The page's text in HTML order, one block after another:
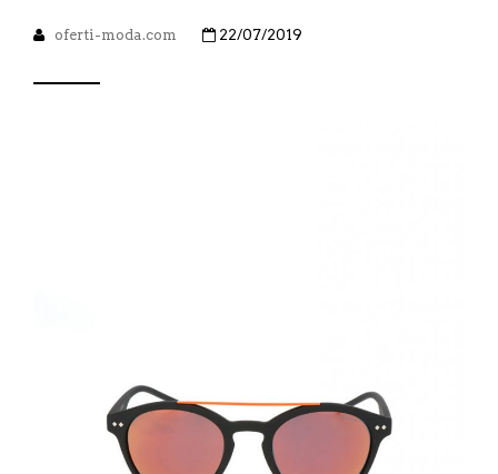
oferti-moda.com 22/07/2019